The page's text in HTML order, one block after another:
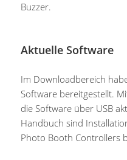
Buzzer.
Aktuelle Software
Im Downloadbereich
Software bereitgestellt.
die Software über USB
Handbuch sind
Photo Booth Controllers